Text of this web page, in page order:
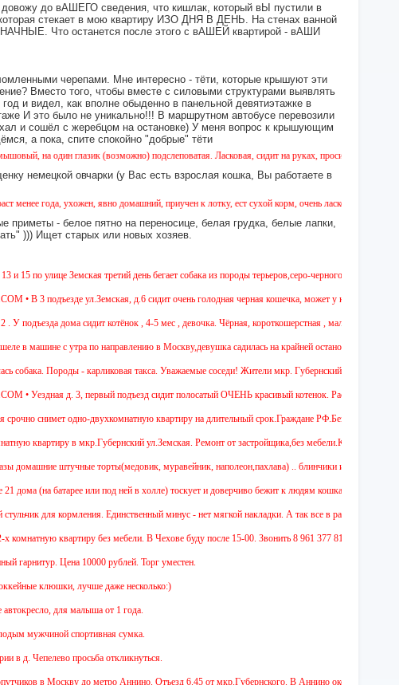
до вАШЕГО сведения, что кишлак, который вЫ пустили в
стекает в мою квартиру ИЗО ДНЯ В ДЕНЬ. На стенах ванной
Что останется после этого с вАШЕЙ квартирой - вАШИ
черепами. Мне интересно - тёти, которые крышуют эти
Вместо того, чтобы вместе с силовыми структурами выявлять
и видел, как вполне обыденно в панельной девятиэтажке в
И это было не уникально!!! В маршрутном автобусе перевозили
и сошёл с жеребцом на остановке) У меня вопрос к крышующим
а пока, спите спокойно "добрые" тёти
глазик (возможно) подслеповатая. Ласковая, сидит на руках, просится к людям. Если
немецкой овчарки (у Вас есть взрослая кошка, Вы работаете в
ухожен, явно домашний, приучен к лотку, ест сухой корм, очень ласковый. Заберите в
- белое пятно на переносице, белая грудка, белые лапки,
))) Ищет старых или новых хозяев.
по улице Земская третий день бегает собака из породы терьеров,серо-черного окраса,на
В 3 подъезде ул.Земская, д.6 сидит очень голодная черная кошечка, может у кого-то
дома сидит котёнок , 4-5 мес , девочка. Чёрная, короткошерстная , маленькое белое
в машине с утра по направлению в Москву,девушка садилась на крайней остановке на
Породы - карликовая такса. Уважаемые соседи! Жители мкр. Губернский. Помогите
• Уездная д. 3, первый подъезд сидит полосатый ОЧЕНЬ красивый котенок. Расцветка
снимет одно-двухкомнатную квартиру на длительный срок.Граждане РФ.Без детей,без
квартиру в мкр.Губернский ул.Земская. Ремонт от застройщика,без мебели.Квартира новая.
штучные торты(медовик, муравейник, наполеон,пахлава) .. блинчики и котлеты с
(на батарее или под ней в холле) тоскует и доверчиво бежит к людям кошка-
для кормления. Единственный минус - нет мягкой накладки. А так все в рабочем состоянии.
квартиру без мебели. В Чехове буду после 15-00. Звонить 8 961 377 81 95 (это билайн.
Цена 10000 рублей. Торг уместен.
клюшки, лучше даже несколько:)
для малыша от 1 года.
мужчиной спортивная сумка.
Чепелево просьба откликнуться.
в Москву до метро Аннино. Отъезд 6.45 от мкр.Губернского. В Аннино около 7.30-7.45